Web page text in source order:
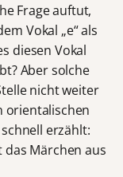
Frage auftut,
Vokal „e“ als
diesen Vokal
Aber solche
nicht weiter
orientalischen
erzählt:
Märchen aus